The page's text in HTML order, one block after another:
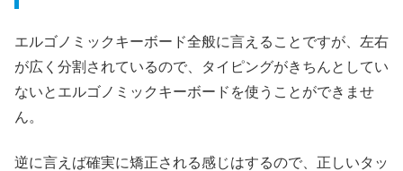
エルゴノミックキーボード全般に言えることですが、左右
が広く分割されているので、タイピングがきちんとしてい
ないとエルゴノミックキーボードを使うことができませ
ん。
逆に言えば確実に矯正される感じはするので、正しいタッ